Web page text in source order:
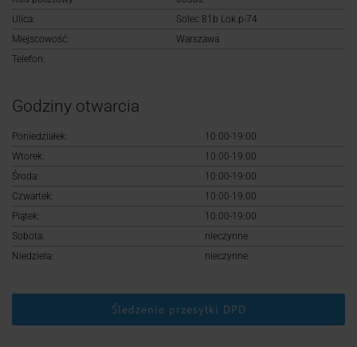
Ulica:
Solec 81b Lok.p-74
Miejscowość:
Warszawa
Telefon:
Godziny otwarcia
Poniedziałek:
10:00-19:00
Wtorek:
10:00-19:00
Środa:
10:00-19:00
Czwartek:
10:00-19:00
Piątek:
10:00-19:00
Sobota:
nieczynne
Niedziela:
nieczynne
Śledzenie przesyłki DPD